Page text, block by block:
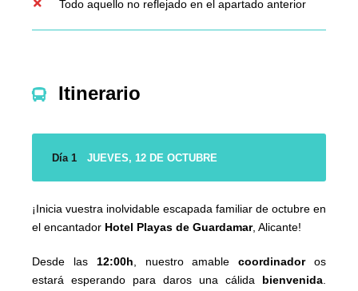
Todo aquello no reflejado en el apartado anterior
Itinerario
Día 1 JUEVES, 12 DE OCTUBRE
¡Inicia vuestra inolvidable escapada familiar de octubre en
el encantador Hotel Playas de Guardamar, Alicante!
Desde las 12:00h , nuestro amablecoordinadoros
estará esperando para daros una cálida bienvenida